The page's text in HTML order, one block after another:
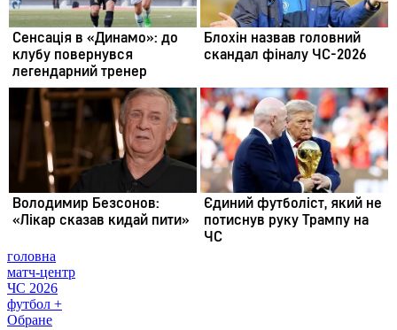
головна
матч-центр
ЧС 2026
футбол +
Обране